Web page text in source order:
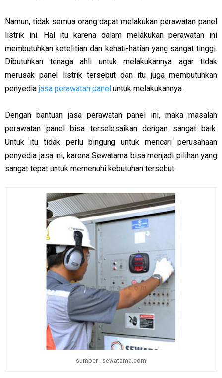
Namun, tidak semua orang dapat melakukan perawatan panel
listrik ini. Hal itu karena dalam melakukan perawatan ini
membutuhkan ketelitian dan kehati-hatian yang sangat tinggi.
Dibutuhkan tenaga ahli untuk melakukannya agar tidak
merusak panel listrik tersebut dan itu juga membutuhkan
penyedia jasa perawatan panel untuk melakukannya.
Dengan bantuan jasa perawatan panel ini, maka masalah
perawatan panel bisa terselesaikan dengan sangat baik.
Untuk itu tidak perlu bingung untuk mencari perusahaan
penyedia jasa ini, karena Sewatama bisa menjadi pilihan yang
sangat tepat untuk memenuhi kebutuhan tersebut.
sumber : sewatama.com